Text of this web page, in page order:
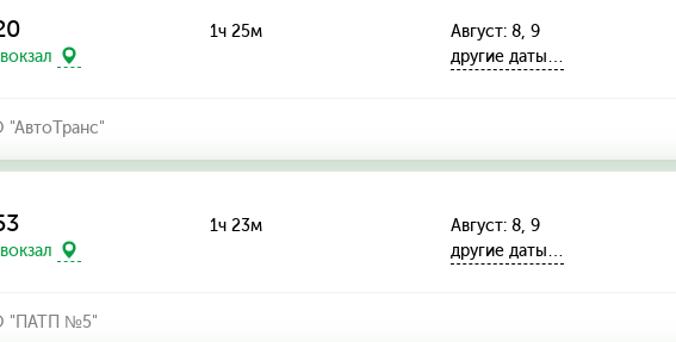
1ч 25м
Август: 8, 9
другие даты…
1ч 23м
Август: 8, 9
другие даты…
№5"